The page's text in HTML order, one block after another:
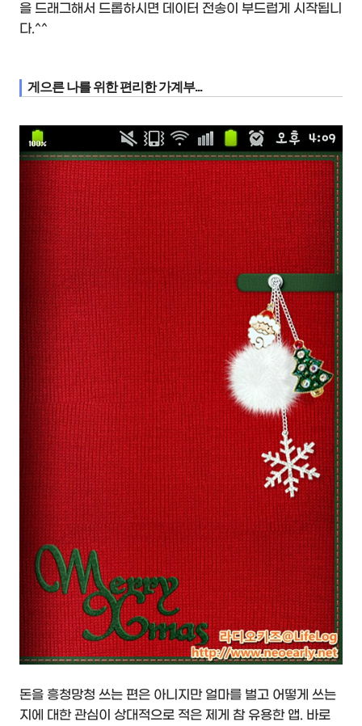
을 드래그해서 드롭하시면 데이터 전송이 부드럽게 시작됩니
다.^^
게으른 나를 위한 편리한 가계부...
돈을 흥청망청 쓰는 편은 아니지만 얼마를 벌고 어떻게 쓰는
지에 대한 관심이 상대적으로 적은 제게 참 유용한 앱. 바로